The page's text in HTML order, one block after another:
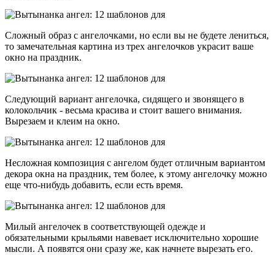
Сложный образ с ангелочками, но если вы не будете лениться,
то замечательная картина из трех ангелочков украсит ваше
окно на праздник.
Следующий вариант ангелочка, сидящего и звонящего в
колокольчик - весьма красива и стоит вашего внимания.
Вырезаем и клеим на окно.
Несложная композиция с ангелом будет отличным вариантом
декора окна на праздник, тем более, к этому ангелочку можно
еще что-нибудь добавить, если есть время.
Милый ангелочек в соответствующей одежде и
обязательными крыльями навевает исключительно хорошие
мысли. А появятся они сразу же, как начнете вырезать его.